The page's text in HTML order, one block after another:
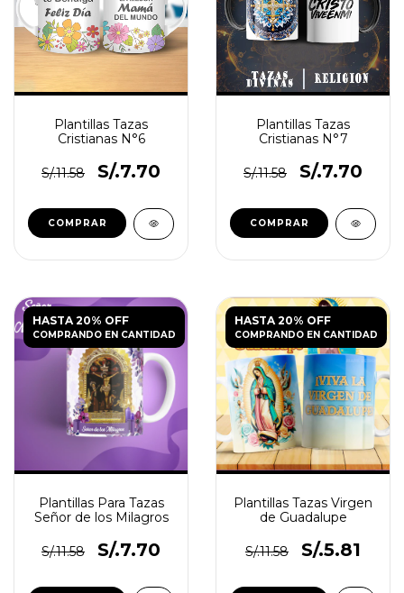
Plantillas Tazas
Cristianas N°6
S/.11.58 S/.7.70
Plantillas Tazas
Cristianas N°7
S/.11.58 S/.7.70
HASTA 20% OFF
COMPRANDO EN CANTIDAD
Plantillas Para Tazas
Señor de los Milagros
S/.11.58 S/.7.70
HASTA 20% OFF
COMPRANDO EN CANTIDAD
Plantillas Tazas Virgen
de Guadalupe
S/.11.58 S/.5.81